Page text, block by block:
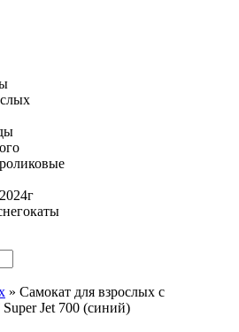
» Самокат для взрослых с
Jet 700 (синий)